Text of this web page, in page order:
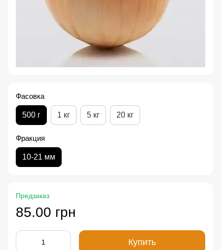
Фасовка
500 г 1 кг 5 кг 20 кг
Фракция
10-21 мм
Предзаказ
85.00 грн
Купить